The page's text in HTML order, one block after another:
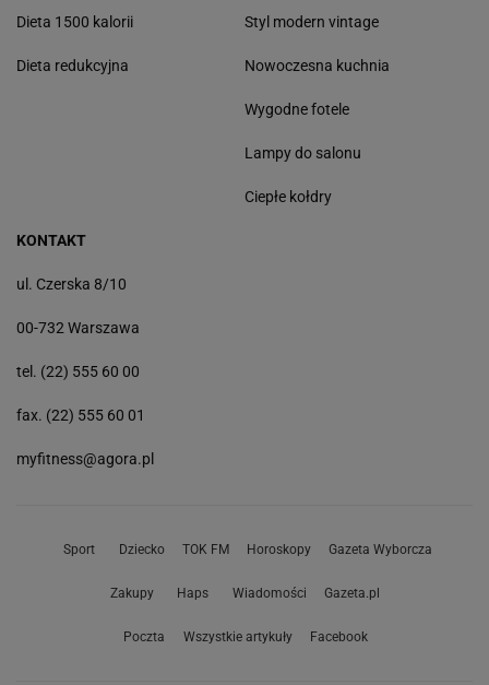
Dieta 1500 kalorii
Dieta redukcyjna
Styl modern vintage
Nowoczesna kuchnia
Wygodne fotele
Lampy do salonu
Ciepłe kołdry
KONTAKT
ul. Czerska 8/10
00-732 Warszawa
tel. (22) 555 60 00
fax. (22) 555 60 01
myfitness@agora.pl
Sport Dziecko TOK FM Horoskopy Gazeta Wyborcza
Zakupy Haps Wiadomości Gazeta.pl
Poczta Wszystkie artykuły Facebook